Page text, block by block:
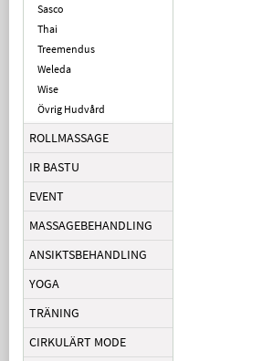
Sasco
Thai
Treemendus
Weleda
Wise
Övrig Hudvård
ROLLMASSAGE
IR BASTU
EVENT
MASSAGEBEHANDLING
ANSIKTSBEHANDLING
YOGA
TRÄNING
CIRKULÄRT MODE